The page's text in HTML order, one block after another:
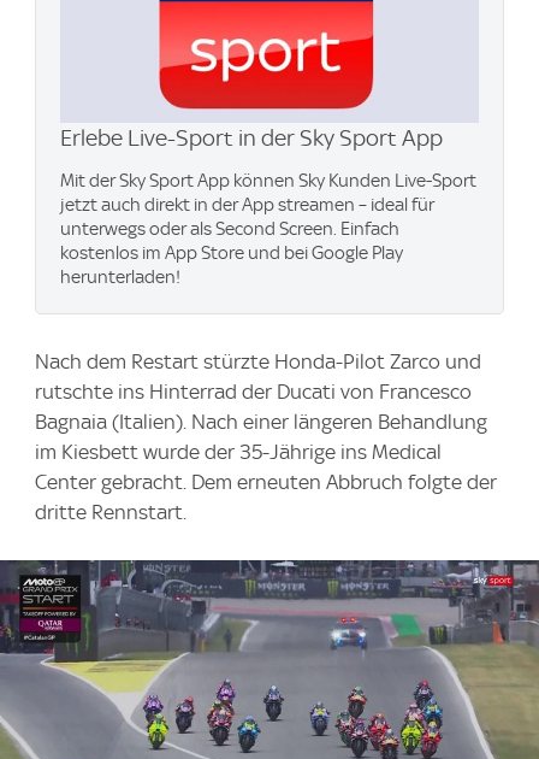
Erlebe Live-Sport in der Sky Sport App
Mit der Sky Sport App können Sky Kunden Live-Sport
jetzt auch direkt in der App streamen – ideal für
unterwegs oder als Second Screen. Einfach
kostenlos im App Store und bei Google Play
herunterladen!
Nach dem Restart stürzte Honda-Pilot Zarco und
rutschte ins Hinterrad der Ducati von Francesco
Bagnaia (Italien). Nach einer längeren Behandlung
im Kiesbett wurde der 35-Jährige ins Medical
Center gebracht. Dem erneuten Abbruch folgte der
dritte Rennstart.